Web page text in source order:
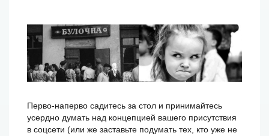
Перво-наперво садитесь за стол и принимайтесь
усердно думать над концепцией вашего присутствия
в соцсети (или же заставьте подумать тех, кто уже не